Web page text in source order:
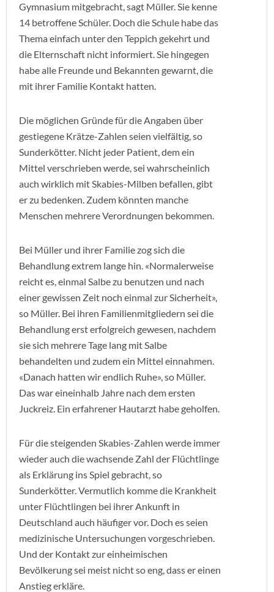
Gymnasium mitgebracht, sagt Müller. Sie kenne
14 betroffene Schüler. Doch die Schule habe das
Thema einfach unter den Teppich gekehrt und
die Elternschaft nicht informiert. Sie hingegen
habe alle Freunde und Bekannten gewarnt, die
mit ihrer Familie Kontakt hatten.
Die möglichen Gründe für die Angaben über
gestiegene Krätze-Zahlen seien vielfältig, so
Sunderkötter. Nicht jeder Patient, dem ein
Mittel verschrieben werde, sei wahrscheinlich
auch wirklich mit Skabies-Milben befallen, gibt
er zu bedenken. Zudem könnten manche
Menschen mehrere Verordnungen bekommen.
Bei Müller und ihrer Familie zog sich die
Behandlung extrem lange hin. «Normalerweise
reicht es, einmal Salbe zu benutzen und nach
einer gewissen Zeit noch einmal zur Sicherheit»,
so Müller. Bei ihren Familienmitgliedern sei die
Behandlung erst erfolgreich gewesen, nachdem
sie sich mehrere Tage lang mit Salbe
behandelten und zudem ein Mittel einnahmen.
«Danach hatten wir endlich Ruhe», so Müller.
Das war eineinhalb Jahre nach dem ersten
Juckreiz. Ein erfahrener Hautarzt habe geholfen.
Für die steigenden Skabies-Zahlen werde immer
wieder auch die wachsende Zahl der Flüchtlinge
als Erklärung ins Spiel gebracht, so
Sunderkötter. Vermutlich komme die Krankheit
unter Flüchtlingen bei ihrer Ankunft in
Deutschland auch häufiger vor. Doch es seien
medizinische Untersuchungen vorgeschrieben.
Und der Kontakt zur einheimischen
Bevölkerung sei meist nicht so eng, dass er einen
Anstieg erkläre.